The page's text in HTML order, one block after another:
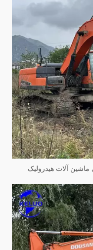
آلات هیدرولیک